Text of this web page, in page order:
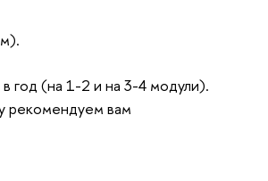
год (на 1-2 и на 3-4 модули).
рекомендуем вам